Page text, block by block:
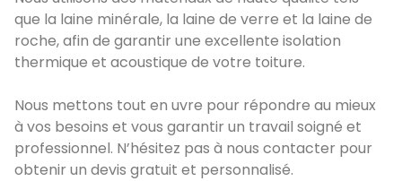
que la laine minérale, la laine de verre et la laine de
roche, afin de garantir une excellente isolation
thermique et acoustique de votre toiture.
Nous mettons tout en uvre pour répondre au mieux
à vos besoins et vous garantir un travail soigné et
professionnel. N’hésitez pas à nous contacter pour
obtenir un devis gratuit et personnalisé.